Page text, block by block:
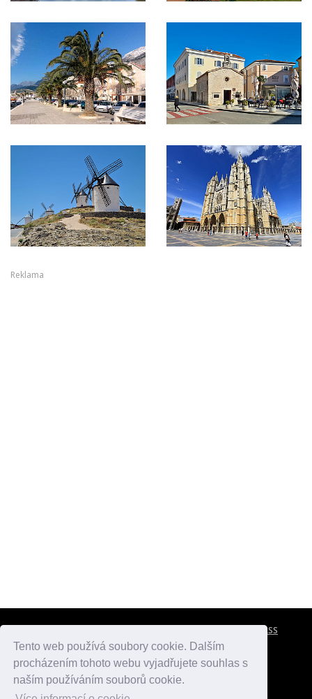
Tento web používá soubory cookie. Dalším
procházením tohoto webu vyjadřujete souhlas s
naším používáním souborů cookie.
Reklama
RSS
atlaspamatek.info